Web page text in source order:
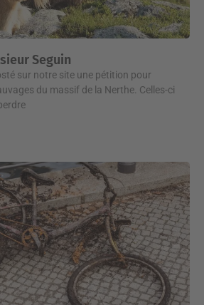
Seguin
sur notre site une pétition pour
du massif de la Nerthe. Celles-ci